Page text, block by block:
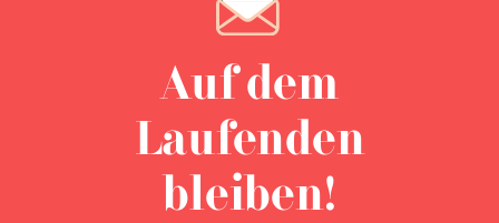
Auf dem
Laufenden
bleiben!